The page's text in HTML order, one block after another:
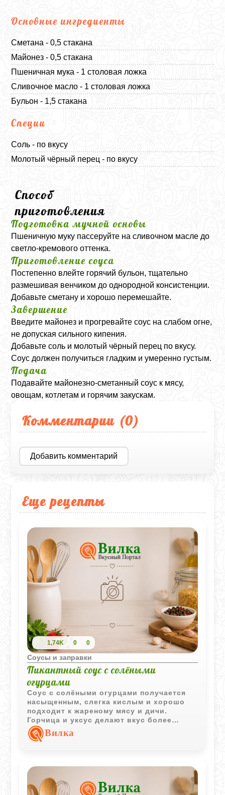
Основные ингредиенты
Сметана - 0,5 стакана
Майонез - 0,5 стакана
Пшеничная мука - 1 столовая ложка
Сливочное масло - 1 столовая ложка
Бульон - 1,5 стакана
Специи
Соль - по вкусу
Молотый чёрный перец - по вкусу
Способ
приготовления
Подготовка мучной основы
Пшеничную муку пассеруйте на сливочном масле до
светло-кремового оттенка.
Приготовление соуса
Постепенно влейте горячий бульон, тщательно
размешивая венчиком до однородной консистенции.
Добавьте сметану и хорошо перемешайте.
Завершение
Введите майонез и прогревайте соус на слабом огне,
не допуская сильного кипения.
Добавьте соль и молотый чёрный перец по вкусу.
Соус должен получиться гладким и умеренно густым.
Подача
Подавайте майонезно-сметанный соус к мясу,
овощам, котлетам и горячим закускам.
Комментарии (0)
Добавить комментарий
Еще рецепты
1,74K 0 0
Соусы и заправки
Пикантный соус с солёными
огурцами
Соус с солёными огурцами получается
насыщенным, слегка кислым и хорошо
подходит к жареному мясу и дичи.
Горчица и уксус делают вкус более
выразительным и пикантным.
Вилка